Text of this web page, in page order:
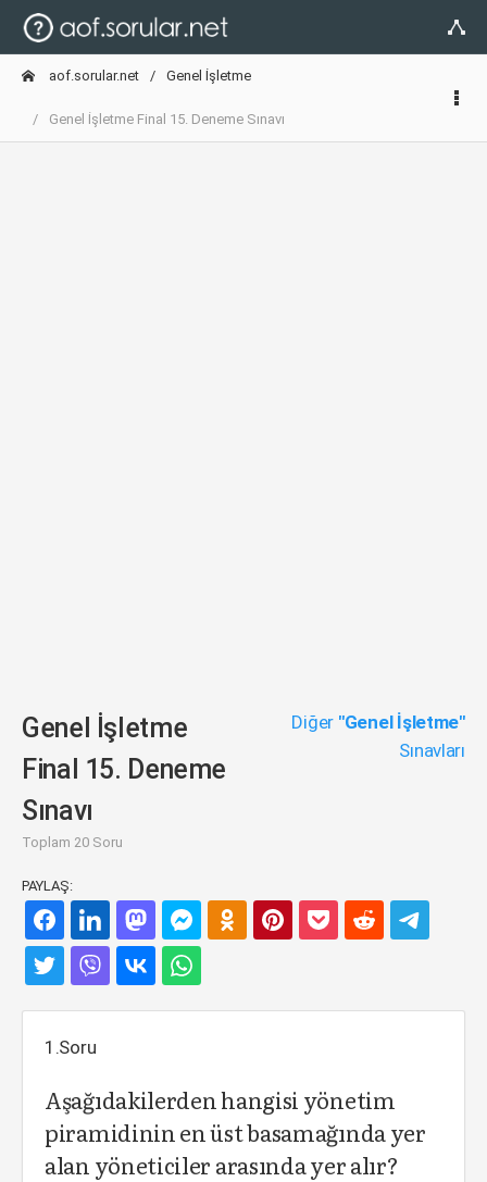
aof.sorular.net Genel İşletme
Genel İşletme Final 15. Deneme Sınavı
Genel İşletme
Final 15. Deneme
Sınavı
Toplam 20 Soru
Diğer "Genel İşletme"
Sınavları
PAYLAŞ:
1.Soru
Aşağıdakilerden hangisi yönetim
piramidinin en üst basamağında yer
alan yöneticiler arasında yer alır?